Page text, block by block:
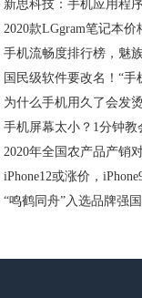
新思科技：手机应用程
2020款LGgram笔记本价
手机流畅度排行榜，魅
国民级软件要改名！“手
为什么手机用久了会发
手机屏幕太小？1分钟
2020年全国农产品产销
iPhone12或涨价，
“鸣鹤同舟”入选品牌强